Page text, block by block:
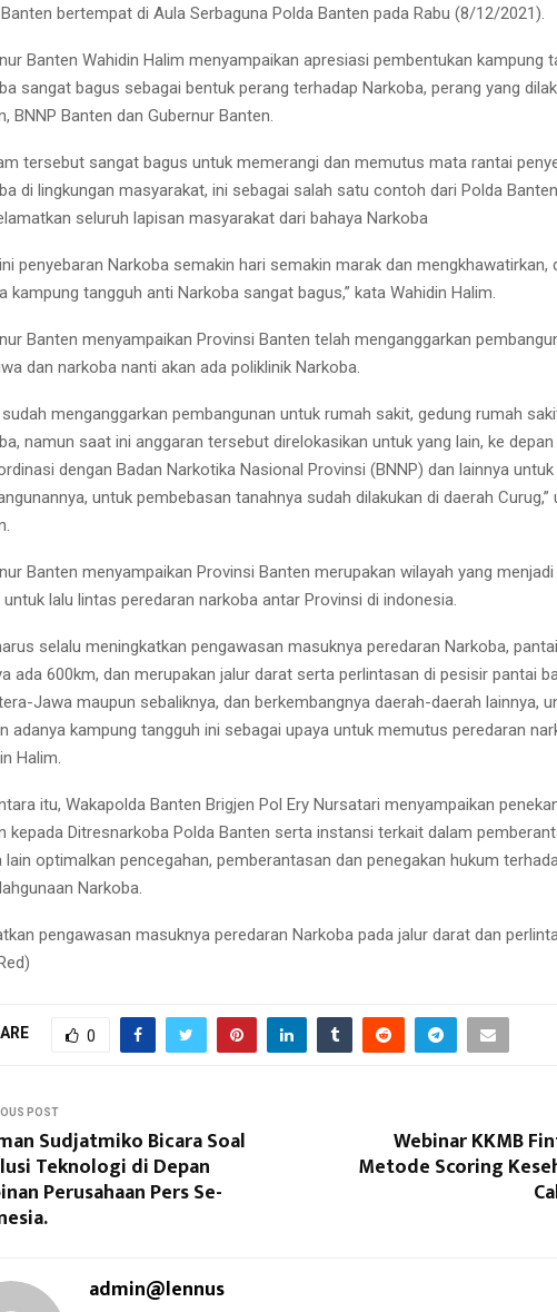
bertempat di Aula Serbaguna Polda Banten pada Rabu (8/12/2021).
Banten Wahidin Halim menyampaikan apresiasi pembentukan kampung
sangat bagus sebagai bentuk perang terhadap Narkoba, perang yang
BNNP Banten dan Gubernur Banten.
tersebut sangat bagus untuk memerangi dan memutus mata rantai
di lingkungan masyarakat, ini sebagai salah satu contoh dari Polda
seluruh lapisan masyarakat dari bahaya Narkoba
penyebaran Narkoba semakin hari semakin marak dan mengkhawatirkan,
kampung tangguh anti Narkoba sangat bagus,” kata Wahidin Halim.
Banten menyampaikan Provinsi Banten telah menganggarkan
dan narkoba nanti akan ada poliklinik Narkoba.
sudah menganggarkan pembangunan untuk rumah sakit, gedung rumah
namun saat ini anggaran tersebut direlokasikan untuk yang lain, ke
dengan Badan Narkotika Nasional Provinsi (BNNP) dan lainnya untuk
untuk pembebasan tanahnya sudah dilakukan di daerah Curug,”
Banten menyampaikan Provinsi Banten merupakan wilayah yang
lalu lintas peredaran narkoba antar Provinsi di indonesia.
selalu meningkatkan pengawasan masuknya peredaran Narkoba,
ada 600km, dan merupakan jalur darat serta perlintasan di pesisir pantai
Jawa maupun sebaliknya, dan berkembangnya daerah-daerah lainnya,
adanya kampung tangguh ini sebagai upaya untuk memutus peredaran
Halim.
itu, Wakapolda Banten Brigjen Pol Ery Nursatari menyampaikan
kepada Ditresnarkoba Polda Banten serta instansi terkait dalam
lain optimalkan pencegahan, pemberantasan dan penegakan hukum
Narkoba.
pengawasan masuknya peredaran Narkoba pada jalur darat dan
0
POST
Sudjatmiko Bicara Soal
Teknologi di Depan
Perusahaan Pers Se-
Webinar KKMB
Metode Scoring
admin@lennus